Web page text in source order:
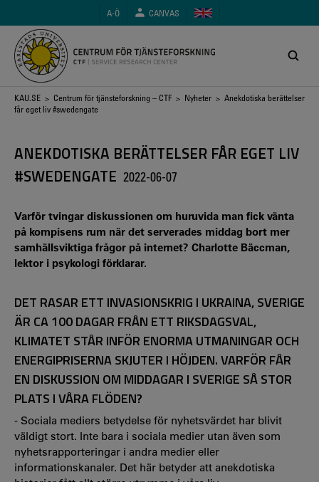
huvudinnehåll
A-Ö CANVAS
Länkstig
KAU.SE > Centrum för tjänsteforskning – CTF > Nyheter > Anekdotiska berättelser
får eget liv #swedengate
ANEKDOTISKA BERÄTTELSER FÅR EGET LIV
#SWEDENGATE 2022-06-07
Varför tvingar diskussionen om huruvida man fick vänta
på kompisens rum när det serverades middag bort mer
samhällsviktiga frågor på internet? Charlotte Bäccman,
lektor i psykologi förklarar.
DET RASAR ETT INVASIONSKRIG I UKRAINA, SVERIGE
ÄR CA 100 DAGAR FRÅN ETT RIKSDAGSVAL,
KLIMATET STÅR INFÖR ENORMA UTMANINGAR OCH
ENERGIPRISERNA SKJUTER I HÖJDEN. VARFÖR FÅR
EN DISKUSSION OM MIDDAGAR I SVERIGE SÅ STOR
PLATS I VÅRA FLÖDEN?
- Sociala mediers betydelse för nyhetsvärdet har blivit
väldigt stort. Inte bara i sociala medier utan även som
nyhetsrapporteringar i andra medier eller
informationskanaler. Det här betyder att anekdotiska